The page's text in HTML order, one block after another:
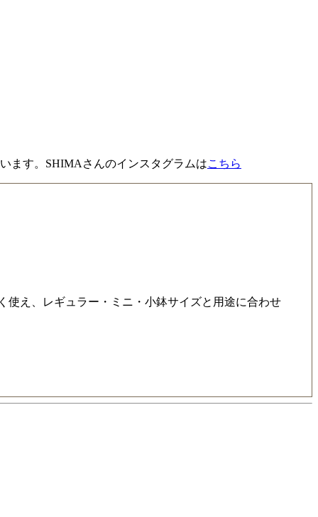
ます。SHIMAさんのインスタグラムはこちら
え、レギュラー・ミニ・小鉢サイズと用途に合わせ